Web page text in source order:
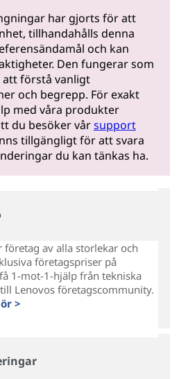
har gjorts för att
tillhandahålls denna
och kan
Den fungerar som
förstå vanligt
och begrepp. För exakt
med våra produkter
du besöker vårsupport
tillgängligt för att svara
du kan tänkas ha.
företag av alla storlekar och
företagspriser på
1-mot-1-hjälp från tekniska
Lenovos företagscommunity.
>